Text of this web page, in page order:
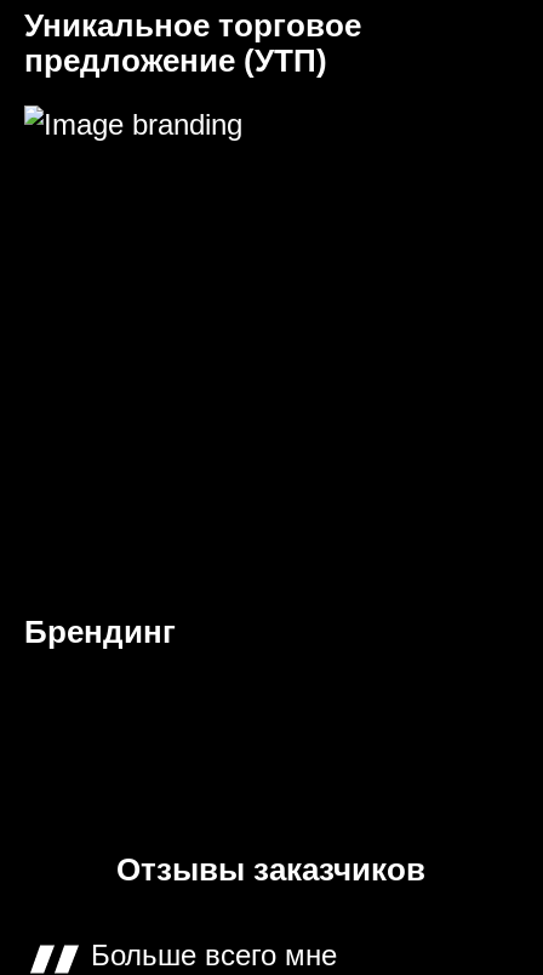
Уникальное торговое
предложение (УТП)
Брендинг
Отзывы заказчиков
Больше всего мне